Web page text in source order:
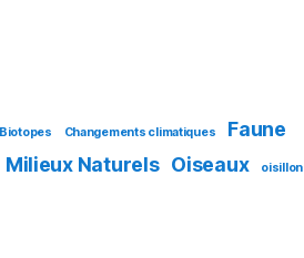
Biotopes Changements climatiques
Faune
Milieux Naturels Oiseaux
oisillon